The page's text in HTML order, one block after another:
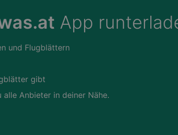
App
und Flugblättern
gibt
Anbieter in deiner Nähe.